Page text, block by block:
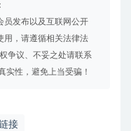
员发布以及互联网公开
用，请遵循相关法律法
争议、不妥之处请联系
实性，避免上当受骗！
接